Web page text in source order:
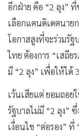
อีกฝ่าย คือ “2 ลุง”
เลือกแคนดิเดตนาย
โอกาสสูงที่จะร่วมรัฐ
ไทย ต้องการ “เสถีย
มี “2 ลุง” เพื่อให้ได้
เว้นเสียแต่ ยอมถอย
รัฐบาลไม่มี “2 ลุง”
เงื่อนไข “ต่อรอง”